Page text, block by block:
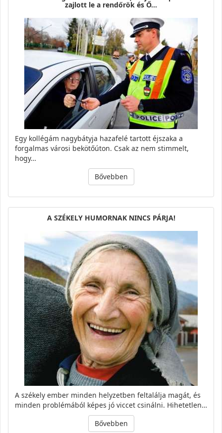
zajlott le a rendőrök és Ő…
Egy kollégám nagybátyja hazafelé tartott éjszaka a
forgalmas városi bekötőúton. Csak az nem stimmelt,
hogy…
Bővebben
A SZÉKELY HUMORNAK NINCS PÁRJA!
A székely ember minden helyzetben feltalálja magát, és
minden problémából képes jó viccet csinálni. Hihetetlen…
Bővebben